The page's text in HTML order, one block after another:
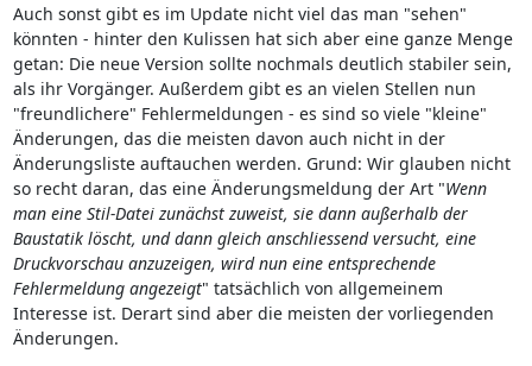
Auch sonst gibt es im Update nicht viel das man "sehen"
könnten - hinter den Kulissen hat sich aber eine ganze Menge
getan: Die neue Version sollte nochmals deutlich stabiler sein,
als ihr Vorgänger. Außerdem gibt es an vielen Stellen nun
"freundlichere" Fehlermeldungen - es sind so viele "kleine"
Änderungen, das die meisten davon auch nicht in der
Änderungsliste auftauchen werden. Grund: Wir glauben nicht
so recht daran, das eine Änderungsmeldung der Art "Wenn
man eine Stil-Datei zunächst zuweist, sie dann außerhalb der
Baustatik löscht, und dann gleich anschliessend versucht, eine
Druckvorschau anzuzeigen, wird nun eine entsprechende
Fehlermeldung angezeigt" tatsächlich von allgemeinem
Interesse ist. Derart sind aber die meisten der vorliegenden
Änderungen.